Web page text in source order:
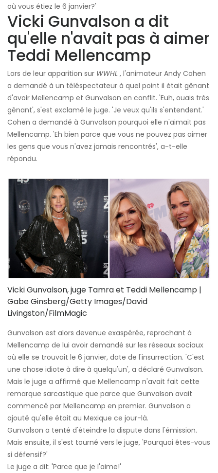
où vous étiez le 6 janvier?'
Vicki Gunvalson a dit
qu'elle n'avait pas à aimer
Teddi Mellencamp
Lors de leur apparition sur WWHL , l'animateur Andy Cohen
a demandé à un téléspectateur à quel point il était gênant
d'avoir Mellencamp et Gunvalson en conflit. 'Euh, ouais très
gênant', s'est exclamé le juge. 'Je veux qu'ils s'entendent.'
Cohen a demandé à Gunvalson pourquoi elle n'aimait pas
Mellencamp. 'Eh bien parce que vous ne pouvez pas aimer
les gens que vous n'avez jamais rencontrés', a-t-elle
répondu.
Vicki Gunvalson, juge Tamra et Teddi Mellencamp |
Gabe Ginsberg/Getty Images/David
Livingston/FilmMagic
Gunvalson est alors devenue exaspérée, reprochant à
Mellencamp de lui avoir demandé sur les réseaux sociaux
où elle se trouvait le 6 janvier, date de l'insurrection. 'C'est
une chose idiote à dire à quelqu'un', a déclaré Gunvalson.
Mais le juge a affirmé que Mellencamp n'avait fait cette
remarque sarcastique que parce que Gunvalson avait
commencé par Mellencamp en premier. Gunvalson a
ajouté qu'elle était au Mexique ce jour-là.
Gunvalson a tenté d'éteindre la dispute dans l'émission.
Mais ensuite, il s'est tourné vers le juge, 'Pourquoi êtes-vous
si défensif?'
Le juge a dit: 'Parce que je l'aime!'